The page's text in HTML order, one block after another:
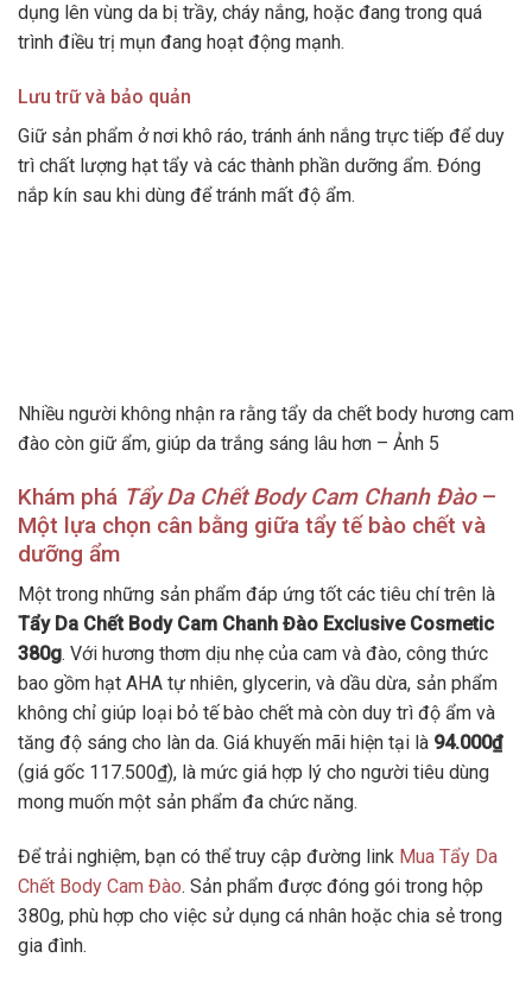
dụng lên vùng da bị trầy, cháy nắng, hoặc đang trong quá
trình điều trị mụn đang hoạt động mạnh.
Lưu trữ và bảo quản
Giữ sản phẩm ở nơi khô ráo, tránh ánh nắng trực tiếp để duy
trì chất lượng hạt tẩy và các thành phần dưỡng ẩm. Đóng
nắp kín sau khi dùng để tránh mất độ ẩm.
Nhiều người không nhận ra rằng tẩy da chết body hương cam
đào còn giữ ẩm, giúp da trắng sáng lâu hơn – Ảnh 5
Khám phá Tẩy Da Chết Body Cam Chanh Đào–
Một lựa chọn cân bằng giữa tẩy tế bào chết và
dưỡng ẩm
Một trong những sản phẩm đáp ứng tốt các tiêu chí trên là
Tẩy Da Chết Body Cam Chanh Đào Exclusive Cosmetic
380g. Với hương thơm dịu nhẹ của cam và đào, công thức
bao gồm hạt AHA tự nhiên, glycerin, và dầu dừa, sản phẩm
không chỉ giúp loại bỏ tế bào chết mà còn duy trì độ ẩm và
tăng độ sáng cho làn da. Giá khuyến mãi hiện tại là 94.000₫
(giá gốc 117.500₫), là mức giá hợp lý cho người tiêu dùng
mong muốn một sản phẩm đa chức năng.
Để trải nghiệm, bạn có thể truy cập đường link Mua Tẩy Da
Chết Body Cam Đào. Sản phẩm được đóng gói trong hộp
380g, phù hợp cho việc sử dụng cá nhân hoặc chia sẻ trong
gia đình.